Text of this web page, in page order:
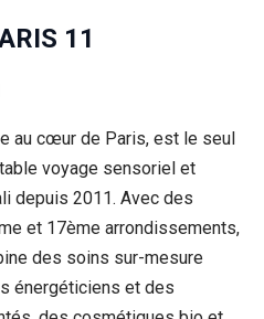
11
au cœur de Paris, est le seul
voyage sensoriel et
depuis 2011. Avec des
et 17ème arrondissements,
des soins sur-mesure
énergéticiens et des